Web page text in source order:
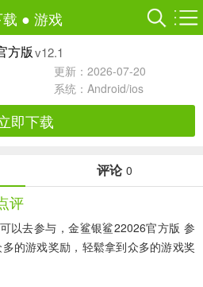
● 游戏
方版 v12.1
更新：2026-07-20
系统：Android/ios
即下载
评论 0
评
以去参与，金鲨银鲨22026官方版 参
的游戏奖励，轻鬆拿到众多的游戏奖